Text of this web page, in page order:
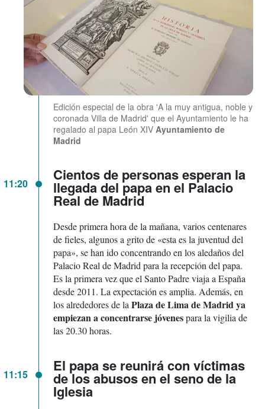
Edición especial de la obra 'A la muy antigua, noble y
coronada Villa de Madrid' que el Ayuntamiento le ha
regalado al papa León XIV Ayuntamiento de
Madrid
11:20 Cientos de personas esperan la
llegada del papa en el Palacio
Real de Madrid
Desde primera hora de la mañana, varios centenares
de fieles, algunos a grito de «esta es la juventud del
papa», se han ido concentrando en los aledaños del
Palacio Real de Madrid para la recepción del papa.
Es la primera vez que el Santo Padre viaja a España
desde 2011. La expectación es amplia. Además, en
los alrededores de la Plaza de Lima de Madrid ya
empiezan a concentrarse jóvenespara la vigilia de
las 20.30 horas.
11:15 El papa se reunirá con víctimas
de los abusos en el seno de la
Iglesia